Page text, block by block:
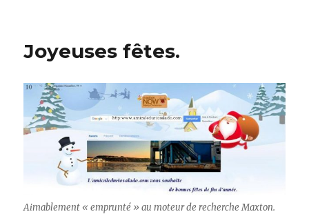
Joyeuses fêtes.
Aimablement « emprunté » au moteur de recherche Maxton.